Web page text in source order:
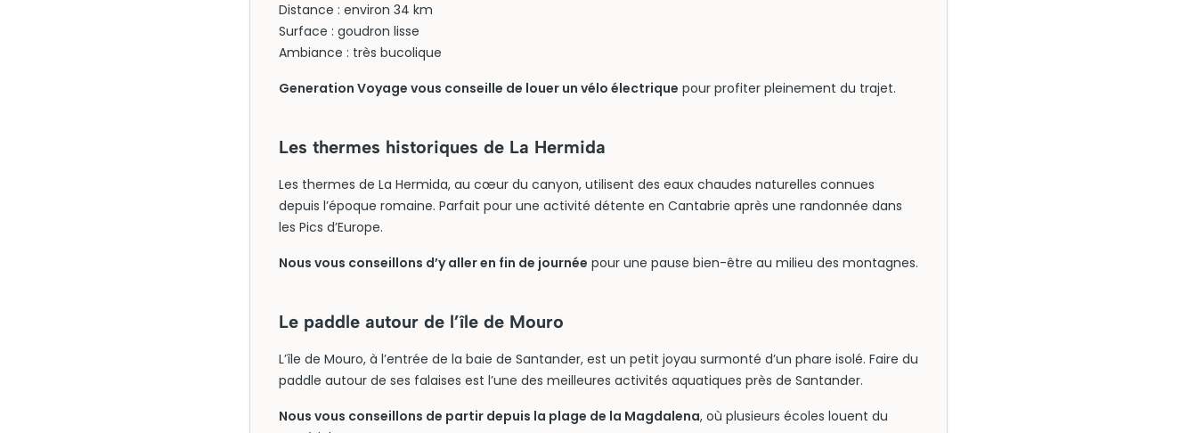
Distance : environ 34 km
Surface : goudron lisse
Ambiance : très bucolique
Generation Voyage vous conseille de louer un vélo électrique pour profiter pleinement du trajet.
Les thermes historiques de La Hermida
Les thermes de La Hermida, au cœur du canyon, utilisent des eaux chaudes naturelles connues
depuis l’époque romaine. Parfait pour une activité détente en Cantabrie après une randonnée dans
les Pics d’Europe.
Nous vous conseillons d’y aller en fin de journée pour une pause bien-être au milieu des montagnes.
Le paddle autour de l’île de Mouro
L’île de Mouro, à l’entrée de la baie de Santander, est un petit joyau surmonté d’un phare isolé. Faire du
paddle autour de ses falaises est l’une des meilleures activités aquatiques près de Santander.
Nous vous conseillons de partir depuis la plage de la Magdalena, où plusieurs écoles louent du